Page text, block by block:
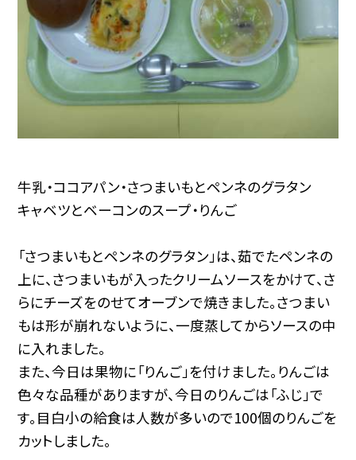
牛乳・ココアパン・さつまいもとペンネのグラタン
キャベツとベーコンのスープ・りんご
「さつまいもとペンネのグラタン」は、茹でたペンネの
上に、さつまいもが入ったクリームソースをかけて、さ
らにチーズをのせてオーブンで焼きました。さつまい
もは形が崩れないように、一度蒸してからソースの中
に入れました。
また、今日は果物に「りんご」を付けました。りんごは
色々な品種がありますが、今日のりんごは「ふじ」で
す。目白小の給食は人数が多いので100個のりんごを
カットしました。